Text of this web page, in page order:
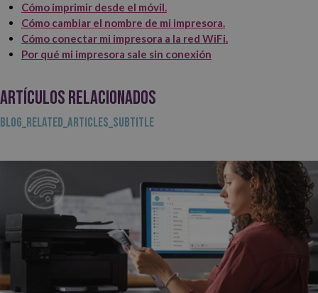
Cómo imprimir desde el móvil.
Cómo cambiar el nombre de mi impresora.
Cómo conectar mi impresora a la red WiFi.
Por qué mi impresora sale sin conexión
ARTÍCULOS RELACIONADOS
BLOG_RELATED_ARTICLES_SUBTITLE